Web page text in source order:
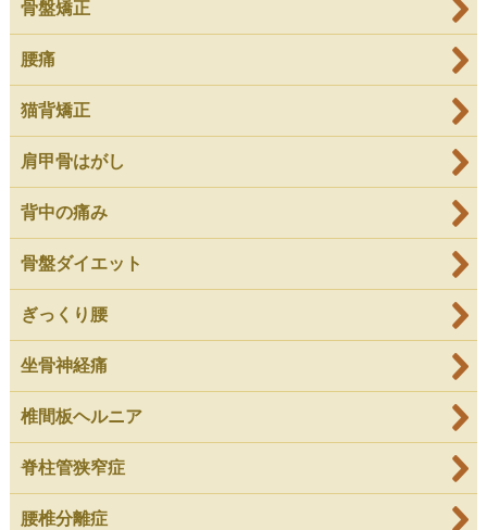
骨盤矯正
腰痛
猫背矯正
肩甲骨はがし
背中の痛み
骨盤ダイエット
ぎっくり腰
坐骨神経痛
椎間板ヘルニア
脊柱管狭窄症
腰椎分離症